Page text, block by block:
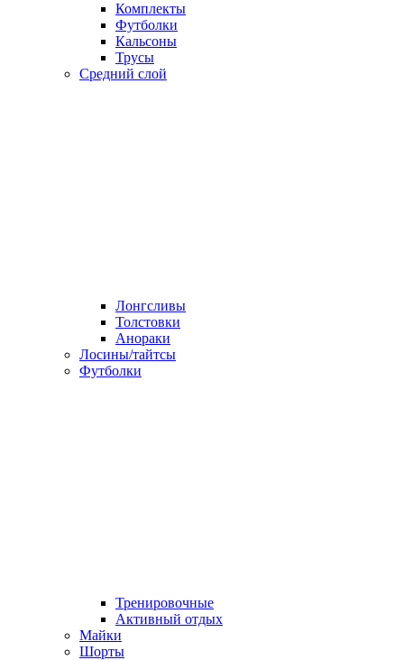
Комплекты
Футболки
Кальсоны
Трусы
Средний слой
Лонгсливы
Толстовки
Анораки
Лосины/тайтсы
Футболки
Тренировочные
Активный отдых
Майки
Шорты